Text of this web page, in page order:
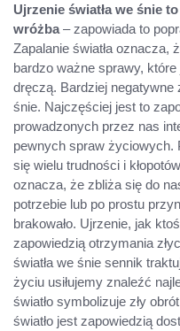
Ujrzenie światła we śnie
wróżba– zapowiada to
Zapalanie światła oznacza,
bardzo ważne sprawy,
dręczą. Bardziej negatywne
śnie. Najczęściej jest to
prowadzonych przez nas
pewnych spraw życiowych.
się wielu trudności i
oznacza, że zbliża się do
potrzebie lub po prostu
brakowało. Ujrzenie, jak
zapowiedzią otrzymania
światła we śnie sennik
życiu usiłujemy znaleźć
światło symbolizuje zły
światło jest zapowiedzią